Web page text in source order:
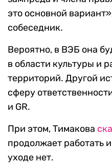
это основной
собеседник.
Вероятно, в ВЭБ она
в области культуры и
территорий. Другой
сферу
и GR.
При этом, Тимакова
продолжает работать
уходе нет.